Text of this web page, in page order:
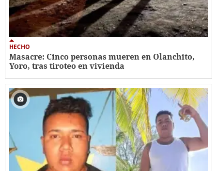
HECHO
Masacre: Cinco personas mueren en Olanchito,
Yoro, tras tiroteo en vivienda